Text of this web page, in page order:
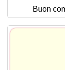
Buon